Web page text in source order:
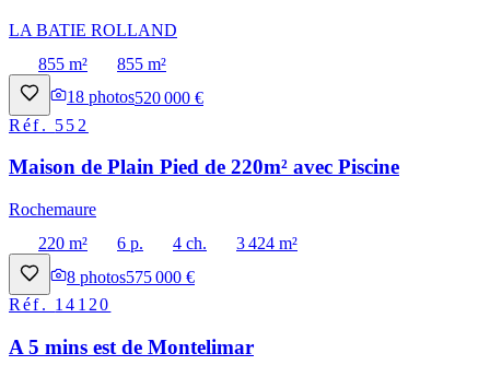
LA BATIE ROLLAND
855 m²
855 m²
18 photos520 000 €
Réf. 552
Maison de Plain Pied de 220m² avec Piscine
Rochemaure
220 m²
6 p. 4 ch.
3 424 m²
8 photos575 000 €
Réf. 14120
A 5 mins est de Montelimar